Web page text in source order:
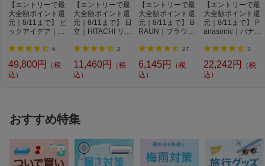
【エントリーで最
大全額ポイント還
元｜8/11まで】 ビ
ックアイデア｜Bi
6
49,800円
（税
込）
【エントリーで最
大全額ポイント還
元｜8/11まで】 日
立｜HITACHI リビ
2
11,460円
（税
込）
【エントリーで最
大全額ポイント還
元｜8/11まで】 B
RAUN｜ブラウン
ー...
27
6,145円
（税
込）
【エントリーで最
大全額ポイント還
元｜8/11まで】 P
anasonic｜パナソ
3
22,242円
（税
込）
おすすめ特集